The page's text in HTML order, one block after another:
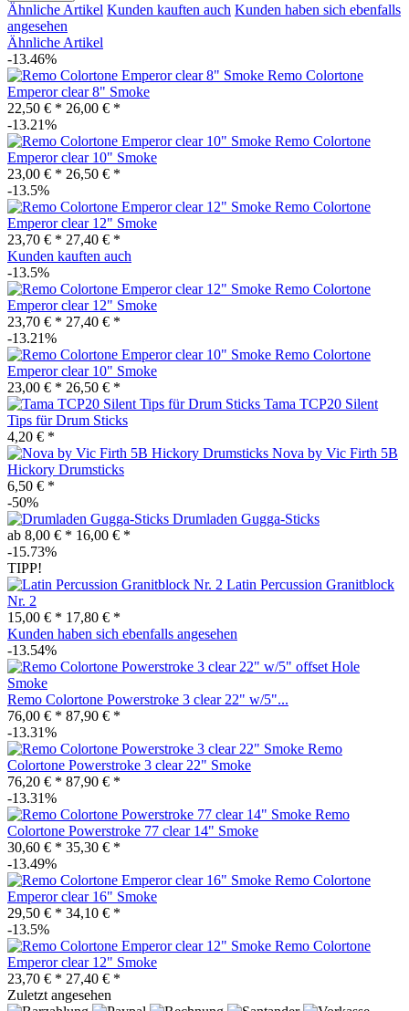
Ähnliche Artikel Kunden kauften auch Kunden haben sich ebenfalls
angesehen
Ähnliche Artikel
-13.46%
Remo Colortone
Emperor clear 8" Smoke
22,50 € * 26,00 € *
-13.21%
Remo Colortone
Emperor clear 10" Smoke
23,00 € * 26,50 € *
-13.5%
Remo Colortone
Emperor clear 12" Smoke
23,70 € * 27,40 € *
Kunden kauften auch
-13.5%
Remo Colortone
Emperor clear 12" Smoke
23,70 € * 27,40 € *
-13.21%
Remo Colortone
Emperor clear 10" Smoke
23,00 € * 26,50 € *
Tama TCP20 Silent
Tips für Drum Sticks
4,20 € *
Nova by Vic Firth 5B
Hickory Drumsticks
6,50 € *
-50%
Drumladen Gugga-Sticks
ab 8,00 € * 16,00 € *
-15.73%
TIPP!
Latin Percussion Granitblock
Nr. 2
15,00 € * 17,80 € *
Kunden haben sich ebenfalls angesehen
-13.54%
Remo Colortone Powerstroke 3 clear 22" w/5"...
76,00 € * 87,90 € *
-13.31%
Remo
Colortone Powerstroke 3 clear 22" Smoke
76,20 € * 87,90 € *
-13.31%
Remo
Colortone Powerstroke 77 clear 14" Smoke
30,60 € * 35,30 € *
-13.49%
Remo Colortone
Emperor clear 16" Smoke
29,50 € * 34,10 € *
-13.5%
Remo Colortone
Emperor clear 12" Smoke
23,70 € * 27,40 € *
Zuletzt angesehen